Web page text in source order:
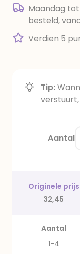
Maandag
besteld,
Verdien 5
Tip:
Aantal
Originele prijs
32,45
Aantal
1-4